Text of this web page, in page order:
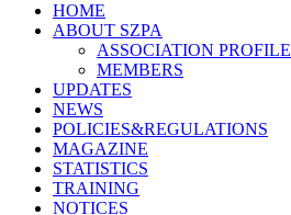
HOME
ABOUT SZPA
ASSOCIATION PROFILE
MEMBERS
UPDATES
NEWS
POLICIES&REGULATIONS
MAGAZINE
STATISTICS
TRAINING
NOTICES